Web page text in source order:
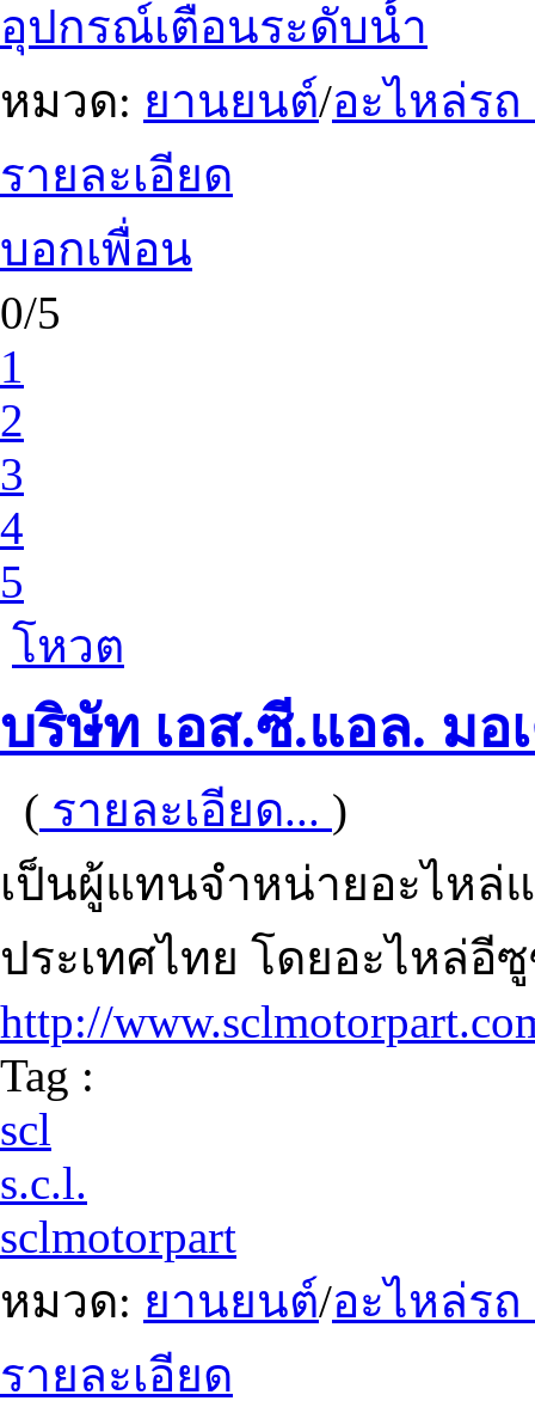
อุปกรณ์เตือนระดับน้ำ
หมวด: ยานยนต์/อะไหล่ร
รายละเอียด
บอกเพื่อน
0/5
1
2
3
4
5
โหวต
บริษัท เอส.ซี.แอล. มอ
( รายละเอียด... )
เป็นผู้แทนจำหน่ายอะไห
ประเทศไทย โดยอะไหล่อี
http://
Tag :
scl
s.c.l.
sclmotorpart
หมวด: ยานยนต์/อะไหล่ร
รายละเอียด